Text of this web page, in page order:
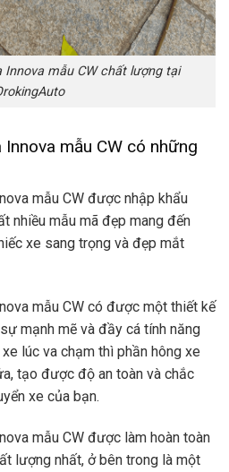
Innova mẫu CW chất lượng tại
mẫu CW có những
mẫu CW được nhập khẩu
nhiều mẫu mã đẹp mang đến
xe sang trọng và đẹp mắt
mẫu CW có được một thiết kế
mạnh mẽ và đầy cá tính năng
lúc va chạm thì phần hông xe
tạo được độ an toàn và chắc
xe của bạn.
mẫu CW được làm hoàn toàn
lượng nhất, ở bên trong là một